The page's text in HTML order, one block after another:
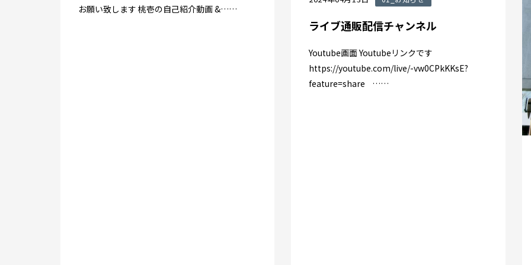
お願い致します 桃壱の自己紹介動画 &……
ライブ通販配信チャンネル
Youtube画面 Youtubeリンクです
https://youtube.com/live/-vw0CPkKKsE?
feature=share ……